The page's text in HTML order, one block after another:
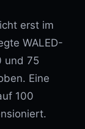
erst im
WALED-
und 75
Eine
100